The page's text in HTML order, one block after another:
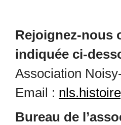
Rejoignez-nous
indiquée ci-
Association
Email :
Bureau de